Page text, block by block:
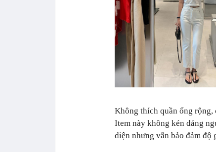
Không thích quần ống rộng,
Item này không kén dáng
diện nhưng vẫn bảo đảm độ